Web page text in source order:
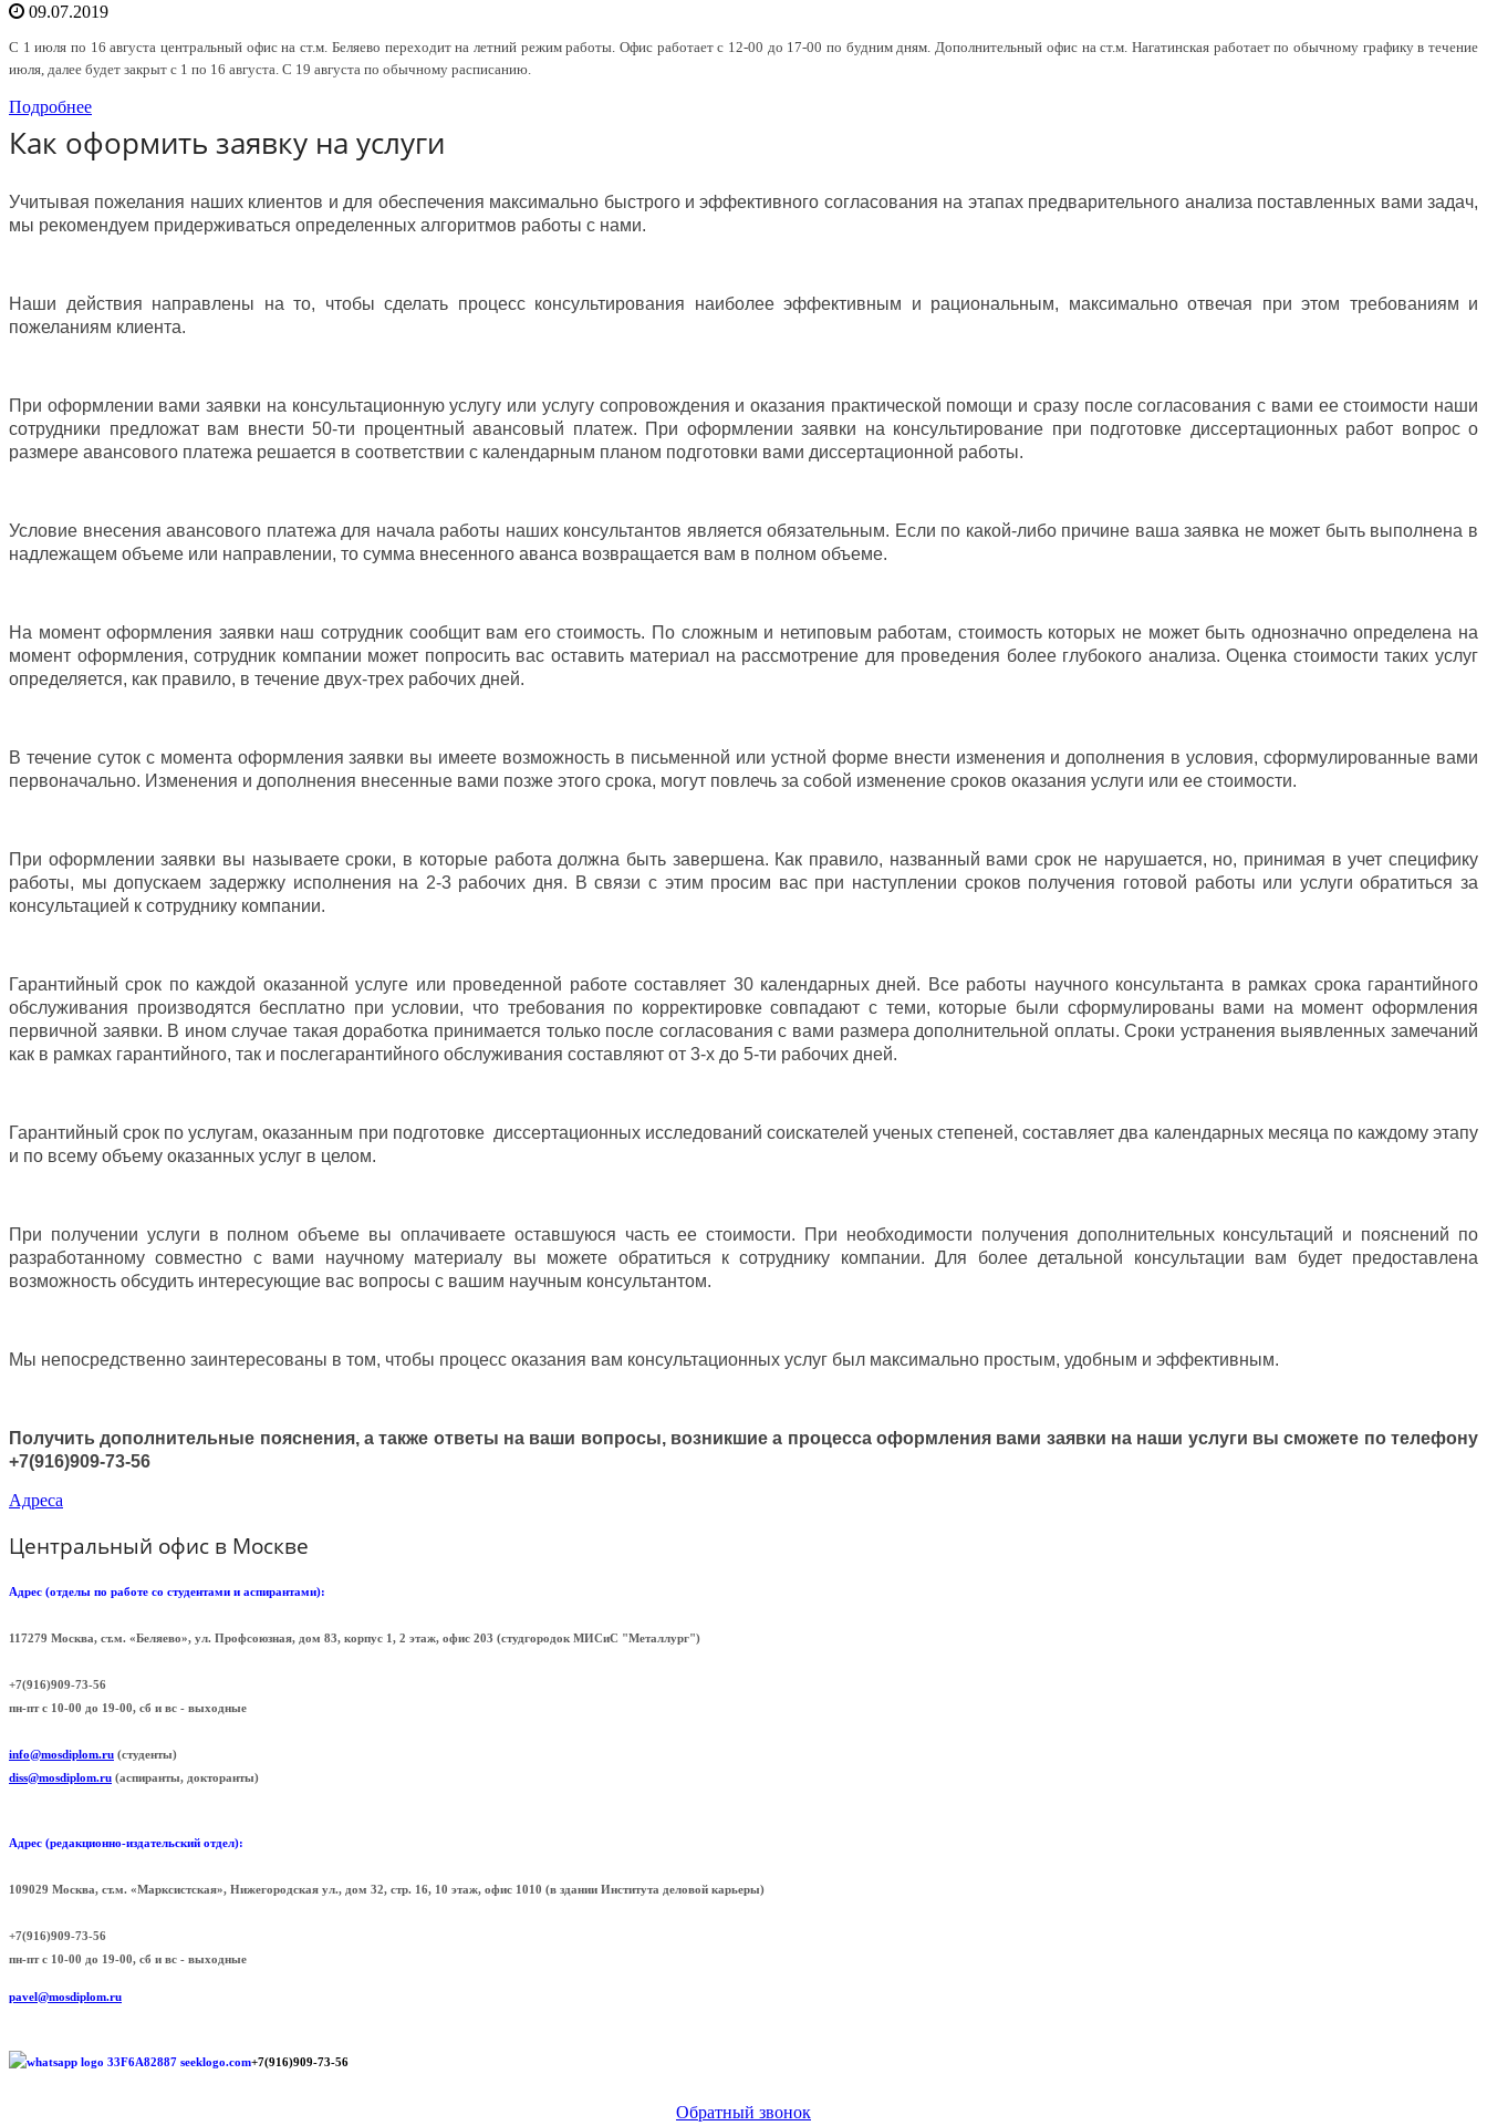
09.07.2019
С 1 июля по 16 августа центральный офис на ст.м. Беляево переходит на летний режим работы. Офис работает с 12-00 до 17-00 по будним дням. Дополнительный офис на ст.м. Нагатинская работает по обычному графику в течение
июля, далее будет закрыт с 1 по 16 августа. С 19 августа по обычному расписанию.
Подробнее
Как оформить заявку на услуги
Учитывая пожелания наших клиентов и для обеспечения максимально быстрого и эффективного согласования на этапах предварительного анализа поставленных вами задач,
мы рекомендуем придерживаться определенных алгоритмов работы с нами.
Наши действия направлены на то, чтобы сделать процесс консультирования наиболее эффективным и рациональным, максимально отвечая при этом требованиям и
пожеланиям клиента.
При оформлении вами заявки на консультационную услугу или услугу сопровождения и оказания практической помощи и сразу после согласования с вами ее стоимости наши
сотрудники предложат вам внести 50-ти процентный авансовый платеж. При оформлении заявки на консультирование при подготовке диссертационных работ вопрос о
размере авансового платежа решается в соответствии с календарным планом подготовки вами диссертационной работы.
Условие внесения авансового платежа для начала работы наших консультантов является обязательным. Если по какой-либо причине ваша заявка не может быть выполнена в
надлежащем объеме или направлении, то сумма внесенного аванса возвращается вам в полном объеме.
На момент оформления заявки наш сотрудник сообщит вам его стоимость. По сложным и нетиповым работам, стоимость которых не может быть однозначно определена на
момент оформления, сотрудник компании может попросить вас оставить материал на рассмотрение для проведения более глубокого анализа. Оценка стоимости таких услуг
определяется, как правило, в течение двух-трех рабочих дней.
В течение суток с момента оформления заявки вы имеете возможность в письменной или устной форме внести изменения и дополнения в условия, сформулированные вами
первоначально. Изменения и дополнения внесенные вами позже этого срока, могут повлечь за собой изменение сроков оказания услуги или ее стоимости.
При оформлении заявки вы называете сроки, в которые работа должна быть завершена. Как правило, названный вами срок не нарушается, но, принимая в учет специфику
работы, мы допускаем задержку исполнения на 2-3 рабочих дня. В связи с этим просим вас при наступлении сроков получения готовой работы или услуги обратиться за
консультацией к сотруднику компании.
Гарантийный срок по каждой оказанной услуге или проведенной работе составляет 30 календарных дней. Все работы научного консультанта в рамках срока гарантийного
обслуживания производятся бесплатно при условии, что требования по корректировке совпадают с теми, которые были сформулированы вами на момент оформления
первичной заявки. В ином случае такая доработка принимается только после согласования с вами размера дополнительной оплаты. Сроки устранения выявленных замечаний
как в рамках гарантийного, так и послегарантийного обслуживания составляют от 3-х до 5-ти рабочих дней.
Гарантийный срок по услугам, оказанным при подготовке диссертационных исследований соискателей ученых степеней, составляет два календарных месяца по каждому этапу
и по всему объему оказанных услуг в целом.
При получении услуги в полном объеме вы оплачиваете оставшуюся часть ее стоимости. При необходимости получения дополнительных консультаций и пояснений по
разработанному совместно с вами научному материалу вы можете обратиться к сотруднику компании. Для более детальной консультации вам будет предоставлена
возможность обсудить интересующие вас вопросы с вашим научным консультантом.
Мы непосредственно заинтересованы в том, чтобы процесс оказания вам консультационных услуг был максимально простым, удобным и эффективным.
Получить дополнительные пояснения, а также ответы на ваши вопросы, возникшие а процесса оформления вами заявки на наши услуги вы сможете по телефону
+7(916)909-73-56
Адреса
Центральный офис в Москве
Адрес (отделы по работе со студентами и аспирантами):
117279 Москва, ст.м. «Беляево», ул. Профсоюзная, дом 83, корпус 1, 2 этаж, офис 203 (cтудгородок МИСиС "Металлург")
+7(916)909-73-56
пн-пт с 10-00 до 19-00, сб и вс - выходные
info@mosdiplom.ru (студенты)
diss@mosdiplom.ru (аспиранты, докторанты)
Адрес (редакционно-издательский отдел):
109029 Москва, ст.м. «Марксистская», Нижегородская ул., дом 32, стр. 16, 10 этаж, офис 1010 (в здании Института деловой карьеры)
+7(916)909-73-56
пн-пт с 10-00 до 19-00, сб и вс - выходные
pavel@mosdiplom.ru
+7(916)909-73-56
Обратный звонок